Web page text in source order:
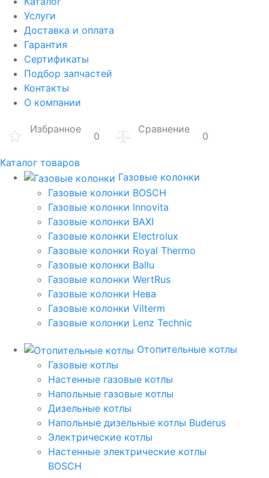
Услуги
Доставка и оплата
Гарантия
Сертификаты
Подбор запчастей
Контакты
О компании
Избранное
0
Сравнение
0
Каталог товаров
Газовые колонки
Газовые колонки BOSCH
Газовые колонки Innovita
Газовые колонки BAXI
Газовые колонки Electrolux
Газовые колонки Royal Thermo
Газовые колонки Ballu
Газовые колонки WertRus
Газовые колонки Нева
Газовые колонки Vilterm
Газовые колонки Lenz Technic
Отопительные котлы
Газовые котлы
Настенные газовые котлы
Напольные газовые котлы
Дизельные котлы
Напольные дизельные котлы Buderus
Электрические котлы
Настенные электрические котлы
BOSCH